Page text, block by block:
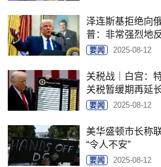
泽连斯基拒绝向
普：非常强烈地
要闻 2025-08-12
关税战｜白宫：
关税暂缓期再延
要闻 2025-08-12
美华盛顿市长称
“令人不安”
要闻 2025-08-12